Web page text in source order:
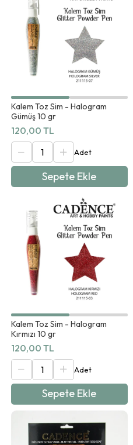
Kalem Toz Sim - Halogram
Gümüş 10 gr
120,00 TL
Sepete Ekle
Kalem Toz Sim - Halogram
Kırmızı 10 gr
120,00 TL
Sepete Ekle